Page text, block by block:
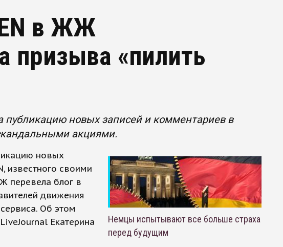
в ЖЖ
призыва «пилить
новых записей и комментариев в
акциями.
новых
известного своими
перевела блог в
движения
Об этом
Екатерина
Немцы испытывают все больше страха
перед будущим